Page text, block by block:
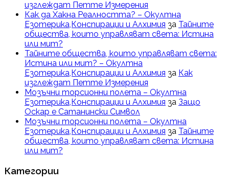
изглеждат Петте Измерения
Как да Хакна Реалността? – Окултна
Езотерика,Конспирации и Алхимия за Тайните
общества, които управляват света: Истина
или мит?
Тайните общества, които управляват света:
Истина или мит? – Окултна
Езотерика,Конспирации и Алхимия за Как
изглеждат Петте Измерения
Мозъчни торсионни полета – Окултна
Езотерика,Конспирации и Алхимия за Защо
Оскар е Сатанински Символ
Мозъчни торсионни полета – Окултна
Езотерика,Конспирации и Алхимия за Тайните
общества, които управляват света: Истина
или мит?
Категории